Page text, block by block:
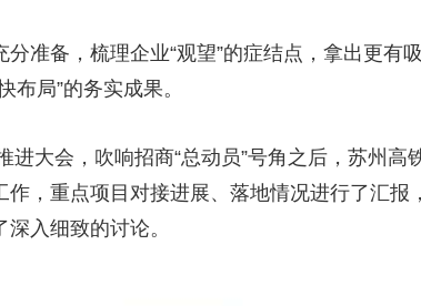
备，梳理企业“观望”的症结点，拿出更有
布局”的务实成果。
会，吹响招商“总动员”号角之后，苏州高
，重点项目对接进展、落地情况进行了汇报
入细致的讨论。